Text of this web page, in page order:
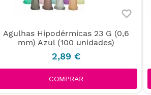
Agulhas Hipodérmicas 23 G (0,6
mm) Azul (100 unidades)
2,89 €
COMPRAR